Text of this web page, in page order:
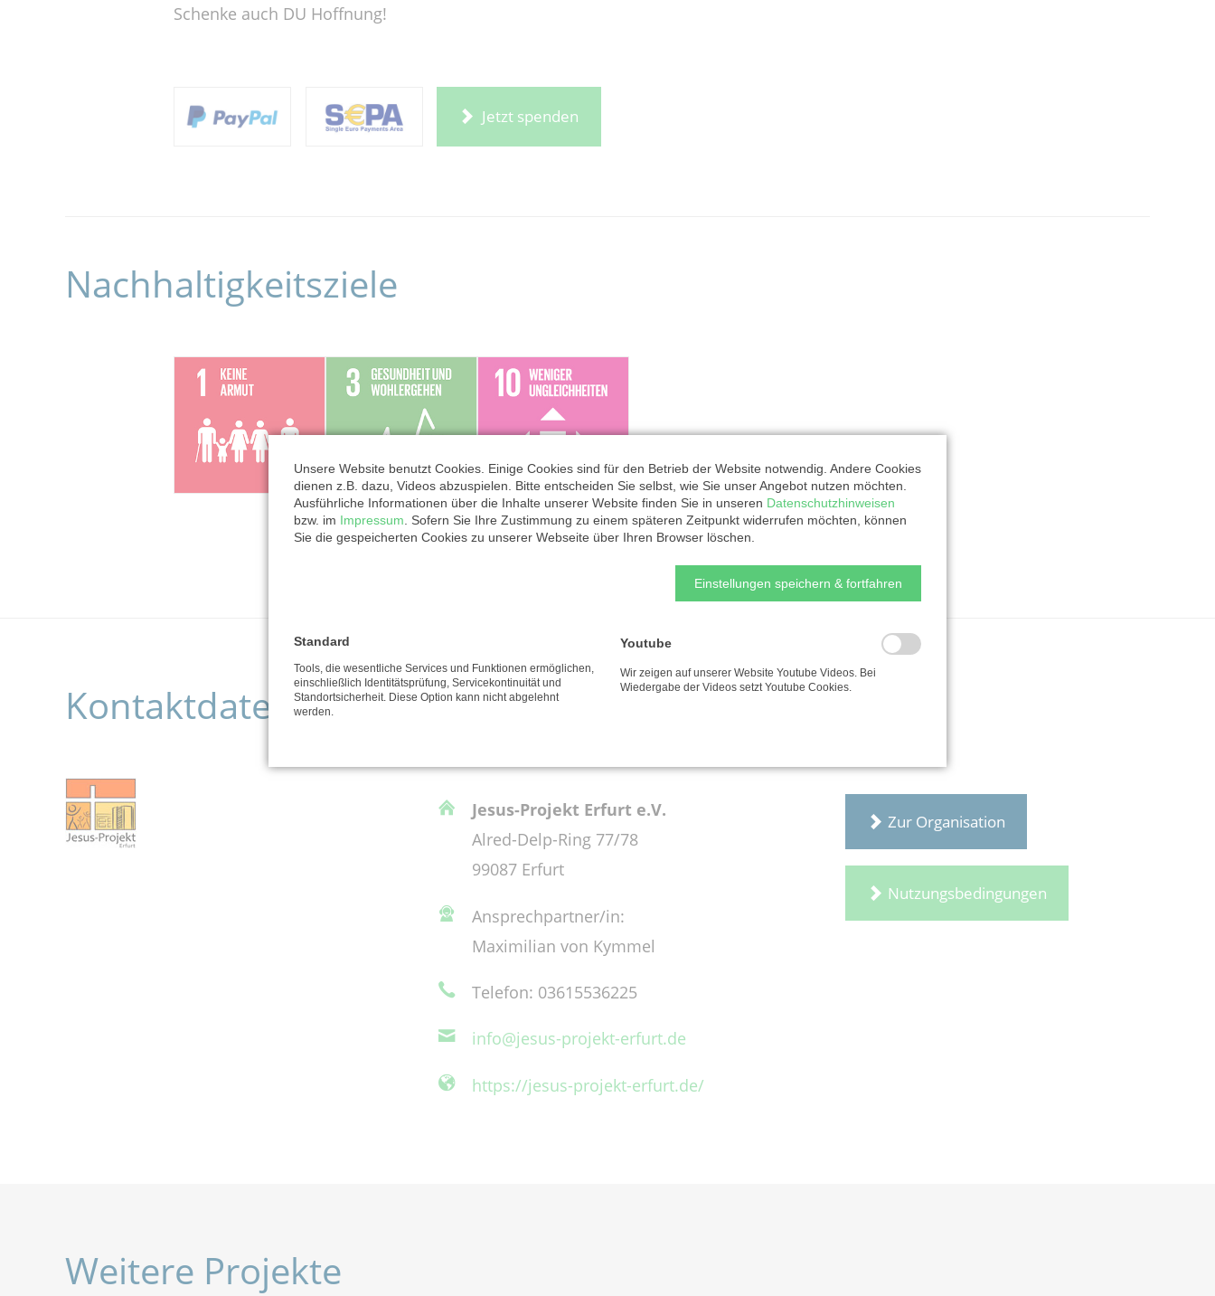
Schenke auch DU Hoffnung!
Jetzt spenden
Nachhaltigkeitsziele
Kontaktdaten der Organisation
Jesus-Projekt Erfurt e.V.
Alred-Delp-Ring 77/78
99087 Erfurt
Ansprechpartner/in:
Maximilian von Kymmel
Telefon: 03615536225
info@jesus-projekt-erfurt.de
https://jesus-projekt-erfurt.de/
Zur Organisation
Nutzungsbedingungen
Weitere Projekte
Unsere Website benutzt Cookies. Einige Cookies sind für den Betrieb der Website notwendig. Andere Cookies
dienen z.B. dazu, Videos abzuspielen. Bitte entscheiden Sie selbst, wie Sie unser Angebot nutzen möchten.
Ausführliche Informationen über die Inhalte unserer Website finden Sie in unseren Datenschutzhinweisen
bzw. im Impressum . Sofern Sie Ihre Zustimmung zu einem späteren Zeitpunkt widerrufen möchten, können
Sie die gespeicherten Cookies zu unserer Webseite über Ihren Browser löschen.
Einstellungen speichern & fortfahren
Standard
Tools, die wesentliche Services und Funktionen ermöglichen,
einschließlich Identitätsprüfung, Servicekontinuität und
Standortsicherheit. Diese Option kann nicht abgelehnt
werden.
Youtube
Wir zeigen auf unserer Website Youtube Videos. Bei
Wiedergabe der Videos setzt Youtube Cookies.